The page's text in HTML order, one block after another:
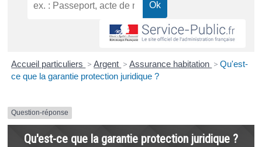
Accueil particuliers > Argent > Assurance habitation > Qu'est-
ce que la garantie protection juridique ?
Question-réponse
Qu'est-ce que la garantie protection juridique ?